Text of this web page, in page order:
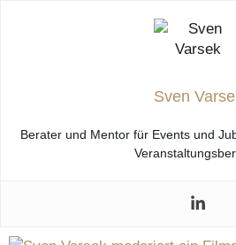
Sven
Berater und Mentor für Events und